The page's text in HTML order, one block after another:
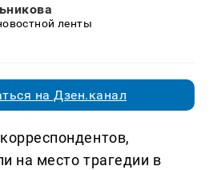
ленты
на Дзен.канал
на место трагедии в